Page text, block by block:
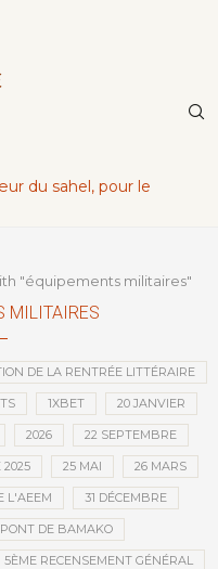
du sahel, pour le
"équipements militaires"
MILITAIRES
DE LA RENTRÉE LITTÉRAIRE
1XBET 20 JANVIER
2026 22 SEPTEMBRE
2025 25 MAI 26 MARS
L'AEEM 31 DÉCEMBRE
DE BAMAKO
5ÈME RECENSEMENT GÉNÉRAL